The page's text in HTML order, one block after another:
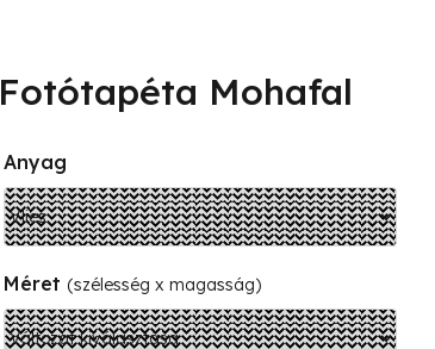
Fotótapéta Mohafal
Anyag
Méret (szélesség x magasság)